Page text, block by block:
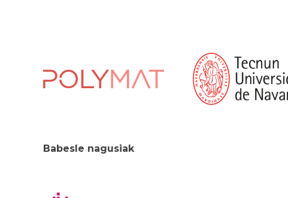
Babesle nagusiak